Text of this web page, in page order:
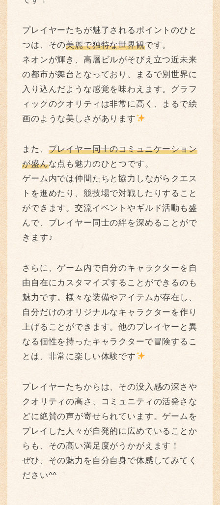
プレイヤーたちが魅了されるポイントのひと
つは、その美麗で独特な世界観です。
ネオンが輝き、高層ビルがそびえ立つ近未来
の都市が舞台となっており、まるで別世界に
入り込んだような感覚を味わえます。グラフ
ィックのクオリティは非常に高く、まるで絵
画のような美しさがあります
また、 プレイヤー同士のコミュニケーション
が盛んな点も魅力のひとつです。
ゲーム内では仲間たちと協力しながらクエス
トを進めたり、競技場で対戦したりすること
ができます。交流イベントやギルド活動も盛
んで、プレイヤー同士の絆を深めることがで
きます♪
さらに、ゲーム内で自分のキャラクターを自
由自在にカスタマイズすることができるのも
魅力です。様々な装備やアイテムが存在し、
自分だけのオリジナルなキャラクターを作り
上げることができます。他のプレイヤーと異
なる個性を持ったキャラクターで冒険するこ
とは、非常に楽しい体験です
プレイヤーたちからは、その没入感の深さや
クオリティの高さ、コミュニティの活発さな
どに絶賛の声が寄せられています。ゲームを
プレイした人々が自発的に広めていることか
らも、その高い満足度がうかがえます！
ぜひ、その魅力を自分自身で体感してみてく
ださい^^